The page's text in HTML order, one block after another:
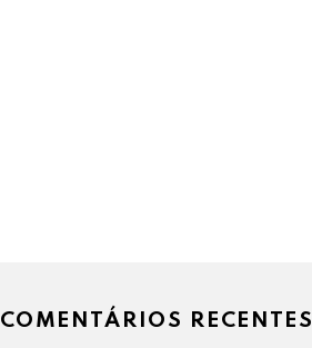
COMENTÁRIOS RECENTES